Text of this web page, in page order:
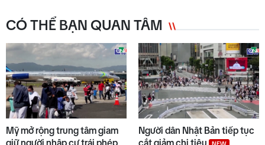
CÓ THỂ BẠN QUAN TÂM
Mỹ mở rộng trung tâm giam
giữ người nhập cư trái phép
Người dân Nhật Bản tiếp tục
cắt giảm chi tiêu